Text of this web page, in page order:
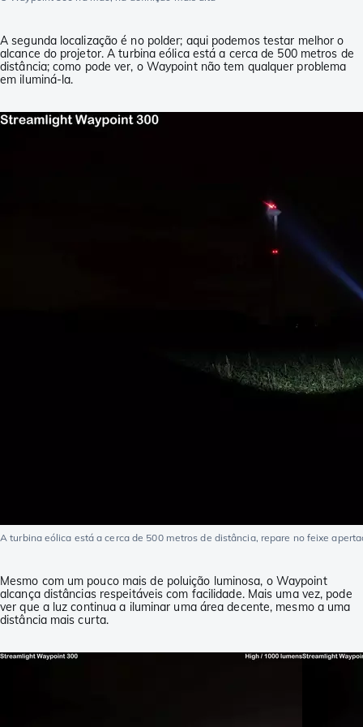
A segunda localização é no polder; aqui podemos testar melhor o
alcance do projetor. A turbina eólica está a cerca de 500 metros de
distância; como pode ver, o Waypoint não tem qualquer problema
em iluminá-la.
A turbina eólica está a cerca de 500 metros de distância, repare no feixe
Mesmo com um pouco mais de poluição luminosa, o Waypoint
alcança distâncias respeitáveis com facilidade. Mais uma vez, pode
ver que a luz continua a iluminar uma área decente, mesmo a uma
distância mais curta.